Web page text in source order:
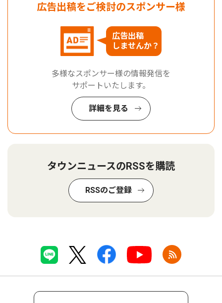
広告出稿をご検討のスポンサー様
広告出稿
しませんか？
多様なスポンサー様の情報発信を
サポートいたします。
詳細を見る
タウンニュースのRSSを購読
RSSのご登録